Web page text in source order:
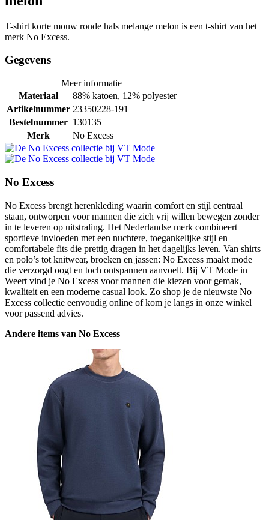
T-shirt korte mouw ronde hals melange melon is een t-shirt van het
merk No Excess.
Gegevens
Meer informatie
Materiaal
88% katoen, 12% polyester
Artikelnummer 23350228-191
Bestelnummer 130135
Merk
No Excess
No Excess
No Excess brengt herenkleding waarin comfort en stijl centraal
staan, ontworpen voor mannen die zich vrij willen bewegen zonder
in te leveren op uitstraling. Het Nederlandse merk combineert
sportieve invloeden met een nuchtere, toegankelijke stijl en
comfortabele fits die prettig dragen in het dagelijks leven. Van shirts
en polo’s tot knitwear, broeken en jassen: No Excess maakt mode
die verzorgd oogt en toch ontspannen aanvoelt. Bij VT Mode in
Weert vind je No Excess voor mannen die kiezen voor gemak,
kwaliteit en een moderne casual look. Zo shop je de nieuwste No
Excess collectie eenvoudig online of kom je langs in onze winkel
voor passend advies.
Andere items van No Excess